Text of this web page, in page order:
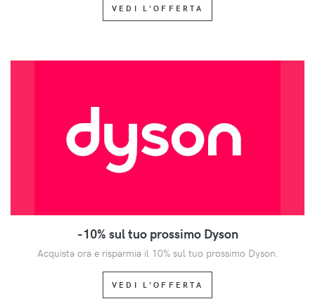
VEDI L'OFFERTA
-10% sul tuo prossimo Dyson
Acquista ora e risparmia il 10% sul tuo prossimo Dyson.
VEDI L'OFFERTA